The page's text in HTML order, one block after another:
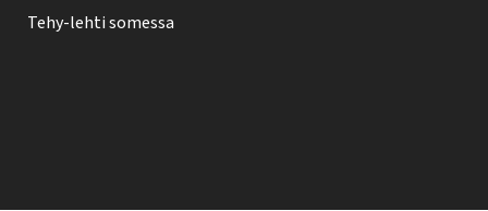
Tehy-lehti somessa